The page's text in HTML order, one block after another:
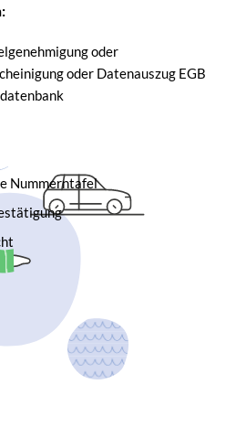
oder
oder Datenauszug EGB
Nummerntafel